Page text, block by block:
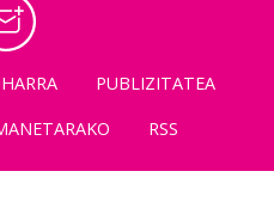
PUBLIZITATEA
RSS